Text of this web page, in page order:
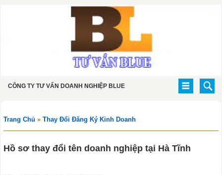
CÔNG TY TƯ VẤN DOANH NGHIỆP BLUE
Trang Chủ » Thay Đổi Đăng Ký Kinh Doanh
Hồ sơ thay đổi tên doanh nghiệp tại Hà Tĩnh